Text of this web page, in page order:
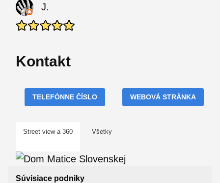
J.
Kontakt
TELEFÓNNE ČÍSLO WEBOVÁ STRÁNKA
Street view a 360 Všetky
Súvisiace podniky